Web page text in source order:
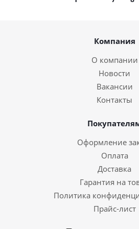
Компания
О компании
Новости
Вакансии
Контакты
Оформление
Оплата
Доставка
Гарантия на
Политика
Прайс-лист